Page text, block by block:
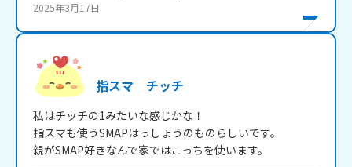
2025年3月17日
指スマ チッチ
私はチッチの1みたいな感じかな！
指スマも使うSMAPはっしょうのものらしいです。
親がSMAP好きなんで家ではこっちを使います。